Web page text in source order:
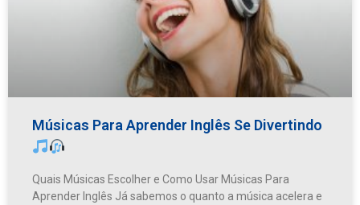
Músicas Para Aprender Inglês Se Divertindo
Quais Músicas Escolher e Como Usar Músicas Para
Aprender Inglês Já sabemos o quanto a música acelera e